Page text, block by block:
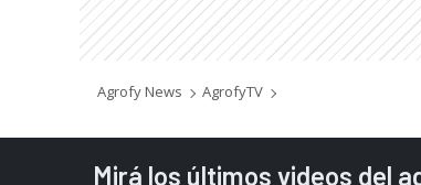
Agrofy News AgrofyTV
Mirá los últimos videos del